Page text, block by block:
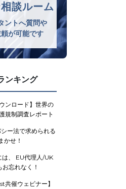
談ルーム
ントへ質問や
が可能です
ンキング
ンロード】世界の
規制調査レポート
ー法で求められる
かせ！
、 EU代理人/UK
忘れなく！
共催ウェビナー】